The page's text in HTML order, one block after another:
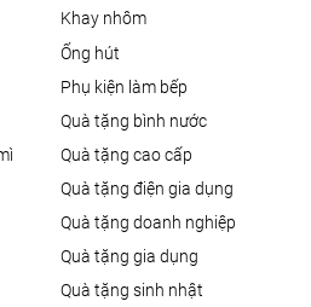
khay nhôm
ống hút
phụ kiện làm bếp
quà tặng bình nước
quà tặng cao cấp
quà tặng điện gia dụng
quà tặng doanh nghiệp
quà tặng gia dụng
quà tặng sinh nhật